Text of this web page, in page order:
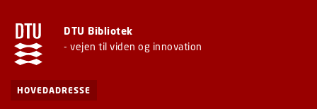
DTU Bibliotek
- vejen til viden og innovation
HOVEDADRESSE